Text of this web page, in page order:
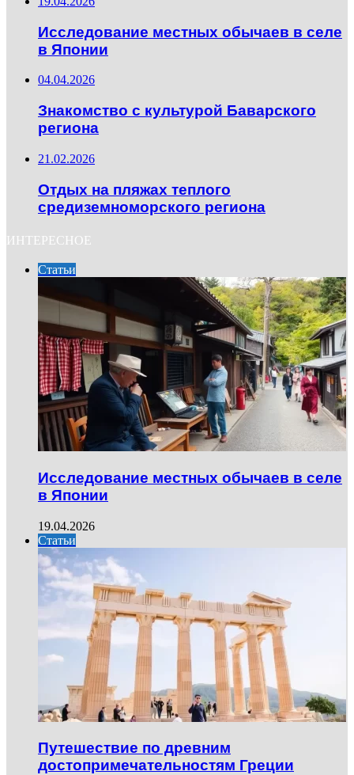
Исследование местных обычаев в селе
в Японии
04.04.2026
Знакомство с культурой Баварского
региона
21.02.2026
Отдых на пляжах теплого
средиземноморского региона
ИНТЕРЕСНОЕ
Статьи
Исследование местных обычаев в селе
в Японии
19.04.2026
Статьи
Путешествие по древним
достопримечательностям Греции